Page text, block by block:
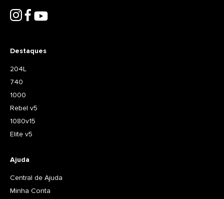
Destaques
204L
740
1000
Rebel v5
1080v15
Elite v5
Ajuda
Central de Ajuda
Minha Conta